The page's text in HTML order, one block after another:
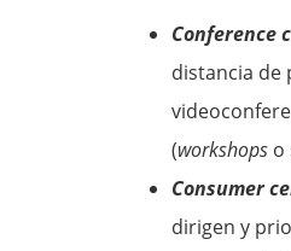
Conference
distancia de
(workshops o
Consumer
dirigen y